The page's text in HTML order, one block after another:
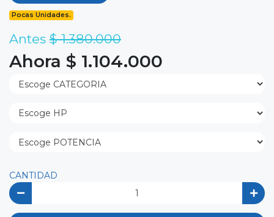
Pocas Unidades.
Antes $ 1.380.000
Ahora $ 1.104.000
CANTIDAD